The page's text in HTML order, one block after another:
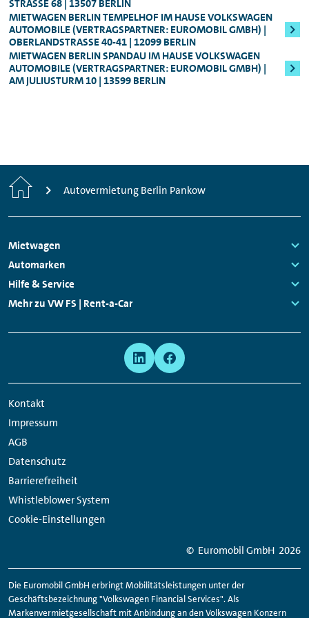
Für alle Audi S-Modelle, Fahrzeuge der
Oberklasse, sowie für den Audi e-tron
Genauere Informationen zum Mindestalter
250,00 bzw. 800,00 Euro). Die
Sicherheitsleistung erhalten Sie nach Ende
des Mietzeitraums natürlich umgehend
zurück.
TRASSE 68 | 13507 BERLIN
MIETWAGEN BERLIN TEMPELHOF IM HAUSE VOLKSWAGEN
AUTOMOBILE (VERTRAGSPARTNER: EUROMOBIL GMBH) |
OBERLANDSTRASSE 40-41 | 12099 BERLIN
MIETWAGEN BERLIN SPANDAU IM HAUSE VOLKSWAGEN
AUTOMOBILE (VERTRAGSPARTNER: EUROMOBIL GMBH) |
AM JULIUSTURM 10 | 13599 BERLIN
Start Autovermietung Berlin Pankow
Footer
Navigation
Mietwagen
Links:
Automarken
Links:
Hilfe & Service
Links:
Mehr zu VW FS | Rent-a-Car
Kontakt
Impressum
AGB
Datenschutz
Barrierefreiheit
Whistleblower System
Cookie-Einstellungen
Network
Links
© Euromobil GmbH 2026
Die Euromobil GmbH erbringt Mobilitätsleistungen unter der
Geschäftsbezeichnung "Volkswagen Financial Services". Als
Markenvermietgesellschaft mit Anbindung an den Volkswagen Konzern